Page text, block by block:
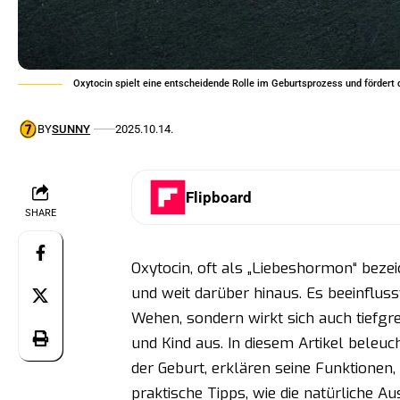
Oxytocin spielt eine entscheidende Rolle im Geburtsprozess und fördert
BYSUNNY 2025.10.14.
SHARE
Flipboard
Oxytocin, oft als „Liebeshormon“
und weit darüber hinaus. Es
Wehen, sondern wirkt sich auch
und Kind aus. In diesem Artikel
der Geburt, erklären seine
praktische Tipps, wie die natürliche